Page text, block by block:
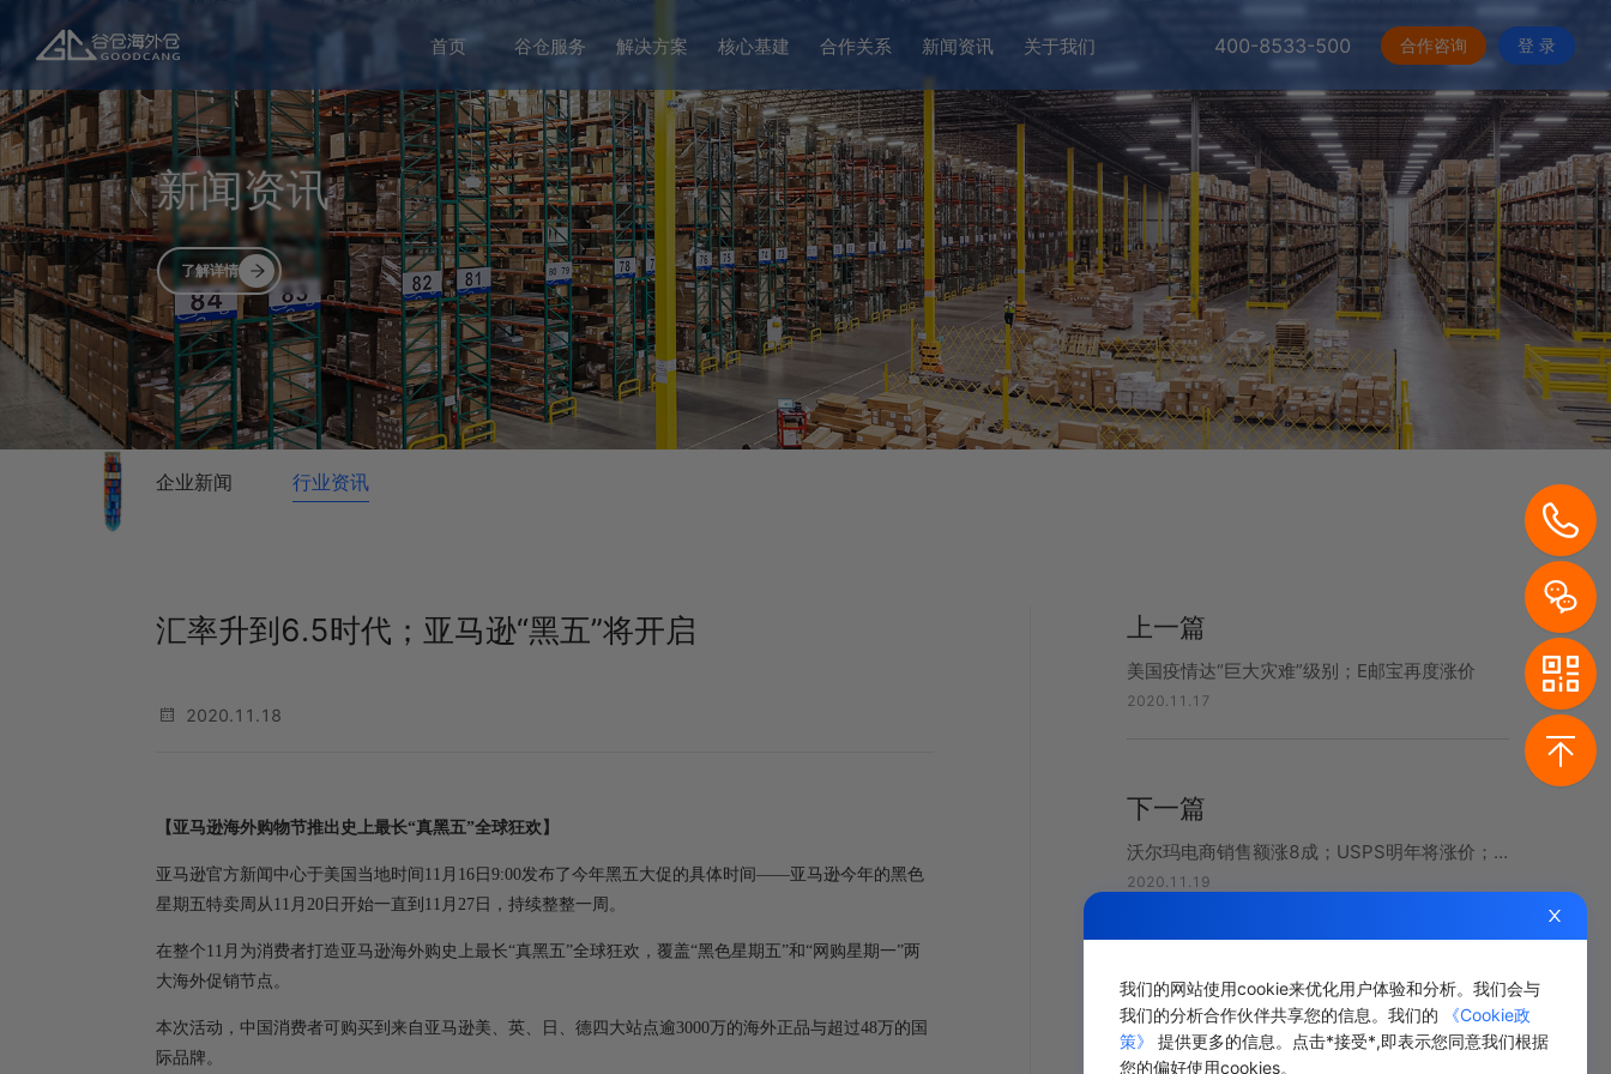
我们的网站使用cookie来优化用户体验和分析。我们会与
我们的分析合作伙伴共享您的信息。我们的
《Cookie政
策》
提供更多的信息。点击*接受*,即表示您同意我们根据
您的偏好使用cookies。
首页 谷仓服务 解决方案 核心基建 合作关系 新闻资讯 关于我们 400-8533-500 合作咨询 登 录
新闻资讯
了解详情
企业新闻 行业资讯
汇率升到6.5时代；亚马逊“黑五”将开启
2020.11.18
【亚马逊海外购物节推出史上最长“真黑五”全球狂欢】
亚马逊官方新闻中心于美国当地时间11月16日9:00发布了今年黑五大促的具体时间——亚马逊今年的黑色
星期五特卖周从11月20日开始一直到11月27日，持续整整一周。
在整个11月为消费者打造亚马逊海外购史上最长“真黑五”全球狂欢，覆盖“黑色星期五”和“网购星期一”两
大海外促销节点。
本次活动，中国消费者可购买到来自亚马逊美、英、日、德四大站点逾3000万的海外正品与超过48万的国
际品牌。
上一篇
美国疫情达“巨大灾难”级别；E邮宝再度涨价
2020.11.17
下一篇
沃尔玛电商销售额涨8成；USPS明年将涨价；加拿大快递爆仓
2020.11.19
相关推荐